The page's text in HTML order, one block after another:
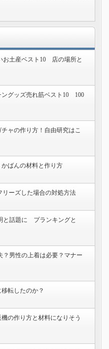
お土産ベスト10 店の場所と
グッズ売れ筋ベスト10 100
ャの作り方！自由研究はこ
ばんの材料と作り方
リーズした場合の対処方法
と話題に プランキングと
男性の上着は必要？マナー
転したのか？
の作り方と材料になりそう